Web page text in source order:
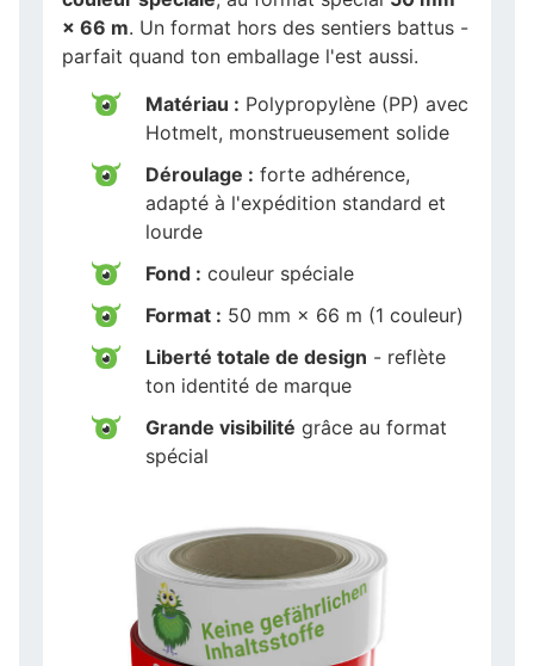
× 66 m. Un format hors des sentiers battus -
parfait quand ton emballage l'est aussi.
Matériau : Polypropylène (PP) avec
Hotmelt, monstrueusement solide
Déroulage : forte adhérence,
adapté à l'expédition standard et
lourde
Fond : couleur spéciale
Format : 50 mm × 66 m (1 couleur)
Liberté totale de design - reflète
ton identité de marque
Grande visibilité grâce au format
spécial